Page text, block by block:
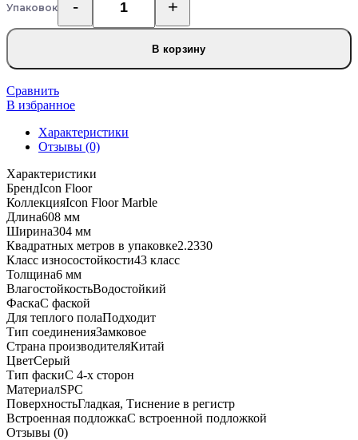
УпаковокКоличество
товара
Icon
Floor
Marble
Донателло
ML-
В корзину
Сравнить
В избранное
Характеристики
Отзывы (0)
Характеристики
БрендIcon Floor
КоллекцияIcon Floor Marble
Длина608 мм
Ширина304 мм
Квадратных метров в упаковке2.2330
Класс износостойкости43 класс
Толщина6 мм
ВлагостойкостьВодостойкий
ФаскаС фаской
Для теплого полаПодходит
Тип соединенияЗамковое
Страна производителяКитай
ЦветСерый
Тип фаскиС 4-х сторон
МатериалSPC
ПоверхностьГладкая, Тиснение в регистр
Встроенная подложкаC встроенной подложкой
Отзывы (0)